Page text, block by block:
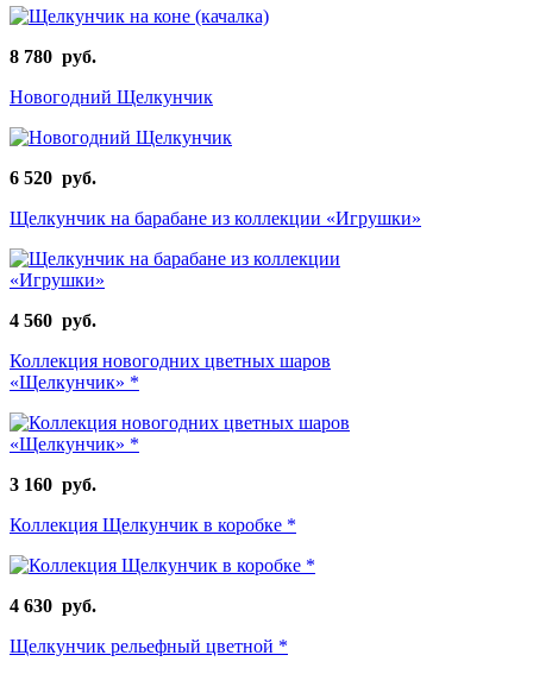
8 780 руб.
Новогодний Щелкунчик
6 520 руб.
Щелкунчик на барабане из коллекции «Игрушки»
4 560 руб.
Коллекция новогодних цветных шаров
«Щелкунчик» *
3 160 руб.
Коллекция Щелкунчик в коробке *
4 630 руб.
Щелкунчик рельефный цветной *